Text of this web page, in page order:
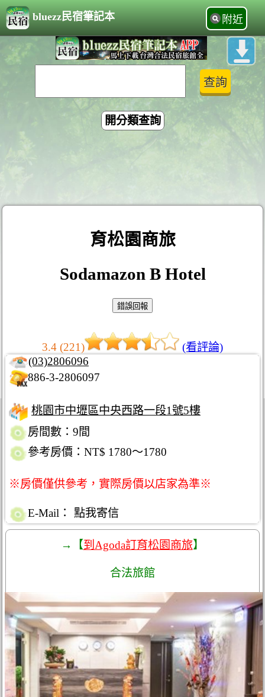
bluezz民宿筆記本 附近
開分類查詢
育松園商旅
Sodamazon B Hotel
3.4 (221)
(看評論)
(03)2806096
886-3-2806097
桃園市中壢區中央西路一段1號5樓
房間數：9間
參考房價：NT$ 1780～1780
※房價僅供參考，實際房價以店家為準※
E-Mail： 點我寄信
→【到Agoda訂育松園商旅】
合法旅館